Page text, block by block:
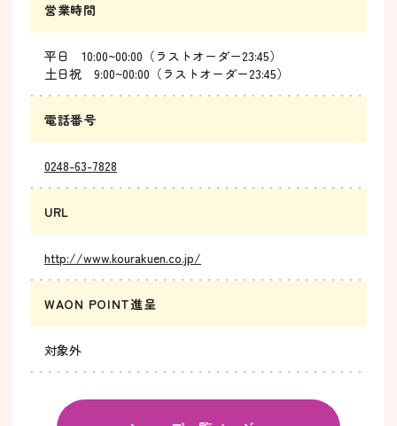
営業時間
平日 10:00~00:00（ラストオーダー23:45）
土日祝 9:00~00:00（ラストオーダー23:45）
電話番号
0248-63-7828
URL
http://www.kourakuen.co.jp/
WAON POINT進呈
対象外